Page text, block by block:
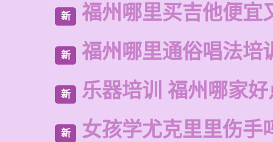
新 福州哪里买吉他便宜
新 福州哪里通俗唱法培
新 乐器培训 福州哪家好
新 女孩学尤克里里伤手